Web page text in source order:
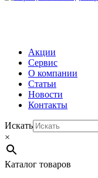
Акции
Сервис
О компании
Статьи
Новости
Контакты
Искать
×
Каталог товаров